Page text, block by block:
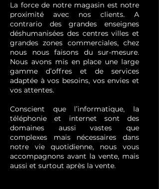
​La force de notre magasin est notre
proximité avec nos clients. A
contrario des grandes enseignes
déshumanisées des centres villes et
grandes zones commerciales, chez
nous nous faisons du sur-mesure.
Nous avons mis en place une large
gamme d’offres et de services
adaptée à vos besoins, vos envies et
vos attentes.
Conscient que l’informatique, la
téléphonie et internet sont des
domaines aussi vastes que
complexes mais nécessaires dans
notre vie quotidienne, nous vous
accompagnons avant la vente, mais
aussi et surtout après la vente.